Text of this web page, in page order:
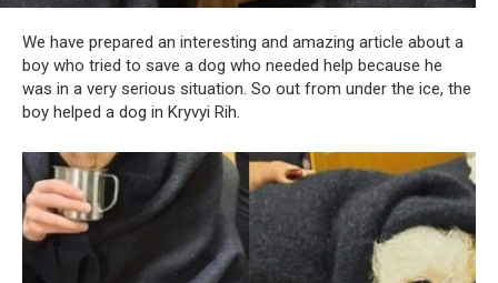
We have prepared an interesting and amazing article about a
boy who tried to save a dog who needed help because he
was in a very serious situation. So out from under the ice, the
boy helped a dog in Kryvyi Rih.